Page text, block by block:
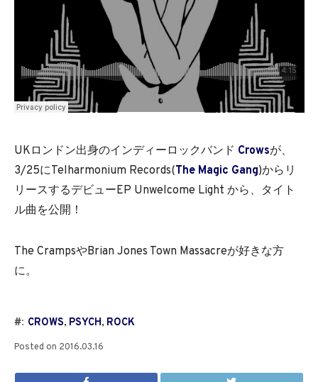
UKロンドン出身のインディーロックバンド Crowsが、
3/25にTelharmonium Records(The Magic Gang)からリ
リースするデビューEP Unwelcome Light から、タイト
ル曲を公開！
The CrampsやBrian Jones Town Massacreが好きな方
に。
#: CROWS, PSYCH, ROCK
Posted on 2016.03.16